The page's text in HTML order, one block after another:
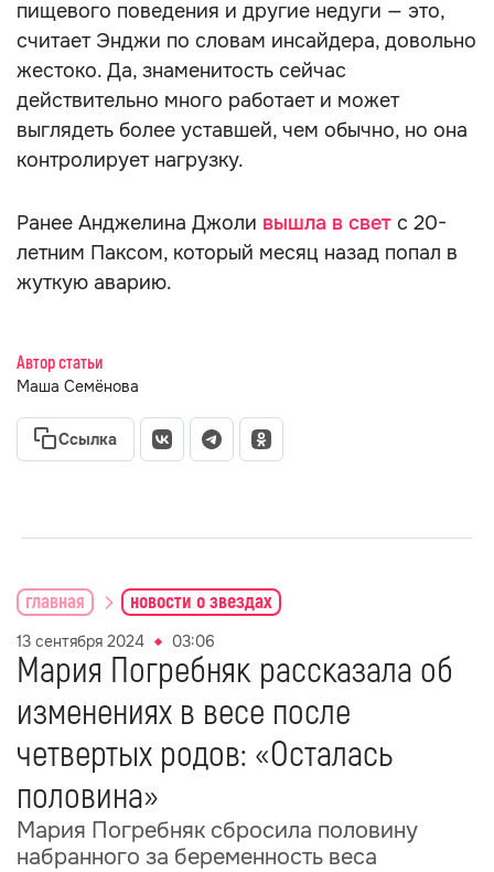
пищевого поведения и другие недуги — это,
считает Энджи по словам инсайдера, довольно
жестоко. Да, знаменитость сейчас
действительно много работает и может
выглядеть более уставшей, чем обычно, но она
контролирует нагрузку.
Ранее Анджелина Джоли вышла в свет с 20-
летним Паксом, который месяц назад попал в
жуткую аварию.
Автор статьи
Маша Семёнова
Ссылка
главная новости о звездах
13 сентября 2024 03:06
Мария Погребняк рассказала об
изменениях в весе после
четвертых родов: «Осталась
половина»
Мария Погребняк сбросила половину
набранного за беременность веса